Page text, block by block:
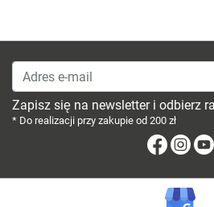
Adres e-mail
Zapisz się na newsletter i odbierz
* Do realizacji przy zakupie od 200 zł